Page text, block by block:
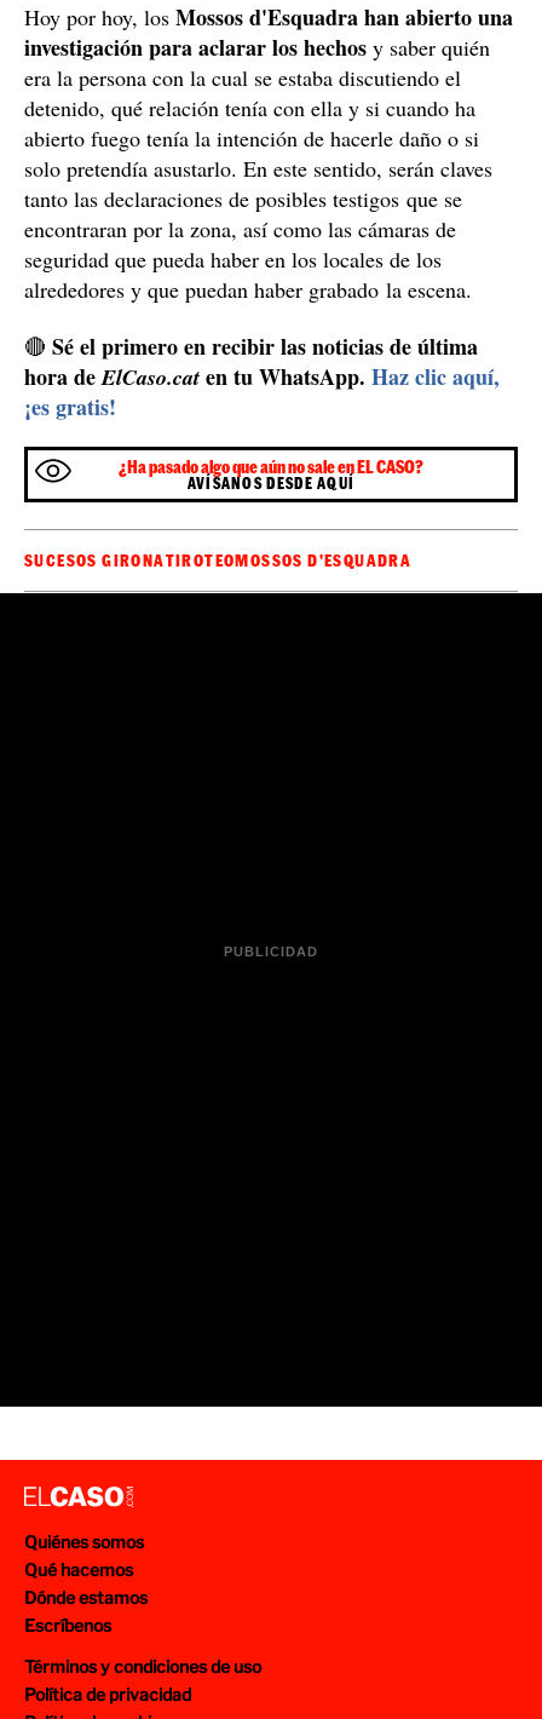
Hoy por hoy, los Mossos d'Esquadra han abierto una
investigación para aclarar los hechos y saber quién
era la persona con la cual se estaba discutiendo el
detenido, qué relación tenía con ella y si cuando ha
abierto fuego tenía la intención de hacerle daño o si
solo pretendía asustarlo. En este sentido, serán claves
tanto las declaraciones de posibles testigos que se
encontraran por la zona, así como las cámaras de
seguridad que pueda haber en los locales de los
alrededores y que puedan haber grabado la escena.
🔴 Sé el primero en recibir las noticias de última
hora deElCaso.cat en tu WhatsApp. Haz clic aquí,
¡es gratis!
¿Ha pasado algo que aún no sale en EL CASO?
AVÍSANOS DESDE AQUÍ
SUCESOS GIRONATIROTEOMOSSOS D'ESQUADRA
Quiénes somos
Qué hacemos
Dónde estamos
Escríbenos
Términos y condiciones de uso
Política de privacidad